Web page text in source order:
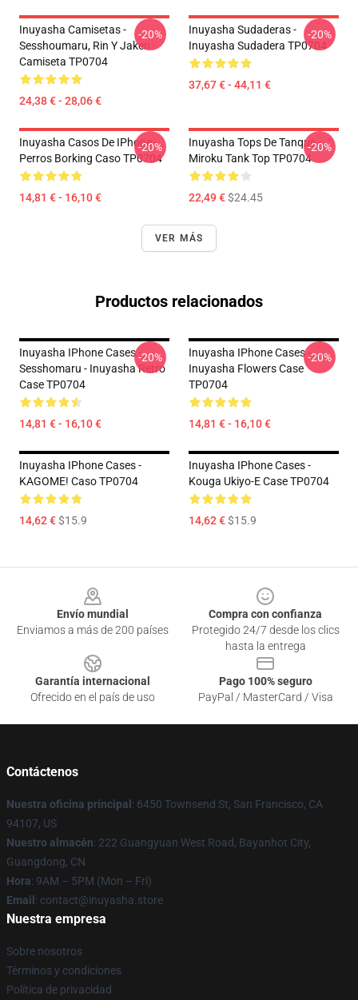
Inuyasha Camisetas -
Sesshoumaru, Rin Y Jaken
Camiseta TP0704
24,38 € - 28,06 €
-20%
Inuyasha Sudaderas -
Inuyasha Sudadera TP0704
37,67 € - 44,11 €
-20%
Inuyasha Casos De IPhone -
Perros Borking Caso TP0704
14,81 € - 16,10 €
-20%
Inuyasha Tops De Tanque -
Miroku Tank Top TP0704
22,49 €$24.45
-20%
VER MÁS
Productos relacionados
Inuyasha IPhone Cases -
Sesshomaru - Inuyasha Retro
Case TP0704
14,81 € - 16,10 €
-20%
Inuyasha IPhone Cases -
Inuyasha Flowers Case
TP0704
14,81 € - 16,10 €
-20%
Inuyasha IPhone Cases -
KAGOME! Caso TP0704
14,62 €$15.9
Inuyasha IPhone Cases -
Kouga Ukiyo-E Case TP0704
14,62 €$15.9
Envío mundial
Enviamos a más de 200 países
Compra con confianza
Protegido 24/7 desde los clics
hasta la entrega
Garantía internacional
Ofrecido en el país de uso
Pago 100% seguro
PayPal / MasterCard / Visa
Contáctenos
Nuestra oficina principal : 6450 Townsend St, San Francisco, CA
94107, US
Nuestro almacén: 222 Guangyuan West Road, Bayanhot City,
Guangdong, CN
Hora: 9AM – 5PM (Mon – Fri)
Email : contact@inuyasha.store
Nuestra empresa
Sobre nosotros
Términos y condiciones
Política de privacidad